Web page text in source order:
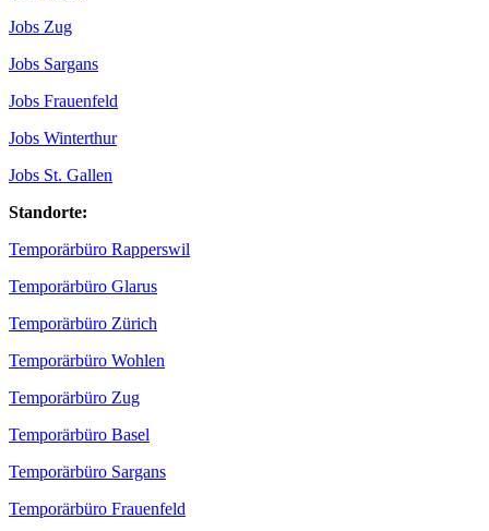
Jobs Zug
Jobs Sargans
Jobs Frauenfeld
Jobs Winterthur
Jobs St. Gallen
Standorte:
Temporärbüro Rapperswil
Temporärbüro Glarus
Temporärbüro Zürich
Temporärbüro Wohlen
Temporärbüro Zug
Temporärbüro Basel
Temporärbüro Sargans
Temporärbüro Frauenfeld